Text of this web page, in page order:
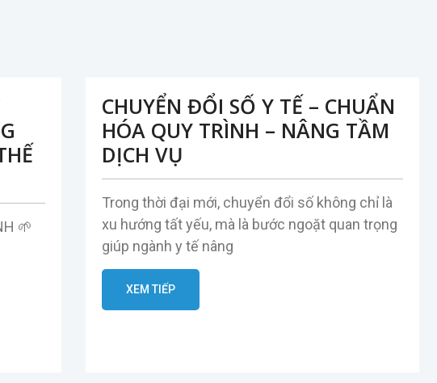
🌱
CHUYỂN ĐỔI SỐ Y TẾ – CHUẨN
HÓA QUY TRÌNH – NÂNG TẦM
DỊCH VỤ
Trong thời đại mới, chuyển đổi số không chỉ là
xu hướng tất yếu, mà là bước ngoặt quan trọng
giúp ngành y tế nâng
XEM TIẾP